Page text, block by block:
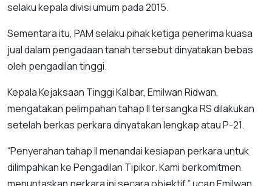
selaku kepala divisi umum pada 2015.
Sementara itu, PAM selaku pihak ketiga penerima kuasa
jual dalam pengadaan tanah tersebut dinyatakan bebas
oleh pengadilan tinggi.
Kepala Kejaksaan Tinggi Kalbar, Emilwan Ridwan,
mengatakan pelimpahan tahap II tersangka RS dilakukan
setelah berkas perkara dinyatakan lengkap atau P-21.
“Penyerahan tahap II menandai kesiapan perkara untuk
dilimpahkan ke Pengadilan Tipikor. Kami berkomitmen